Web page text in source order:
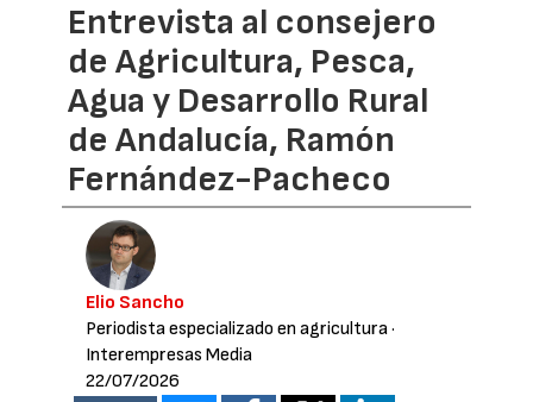
Entrevista al consejero
de Agricultura, Pesca,
Agua y Desarrollo Rural
de Andalucía, Ramón
Fernández-Pacheco
Elio Sancho
Periodista especializado en agricultura·
Interempresas Media
22/07/2026